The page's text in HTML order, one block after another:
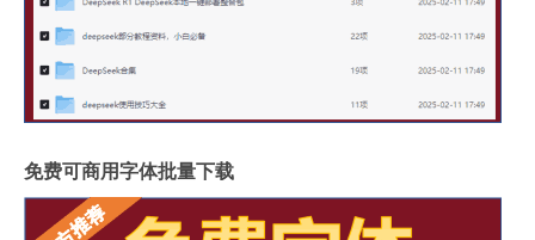
免费可商用字体批量下载